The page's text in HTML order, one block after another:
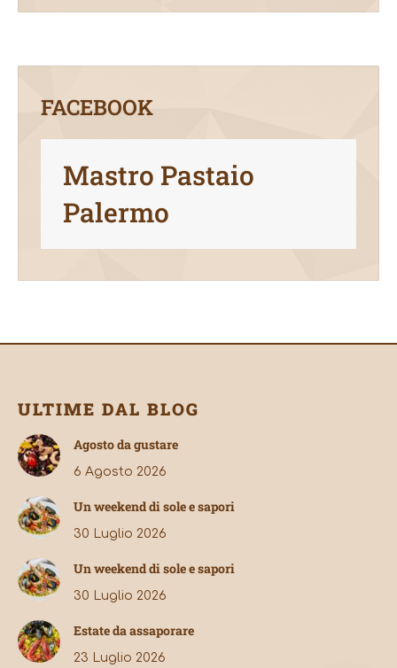
FACEBOOK
Mastro Pastaio
Palermo
ULTIME DAL BLOG
Agosto da gustare
6 Agosto 2026
Un weekend di sole e sapori
30 Luglio 2026
Un weekend di sole e sapori
30 Luglio 2026
Estate da assaporare
23 Luglio 2026